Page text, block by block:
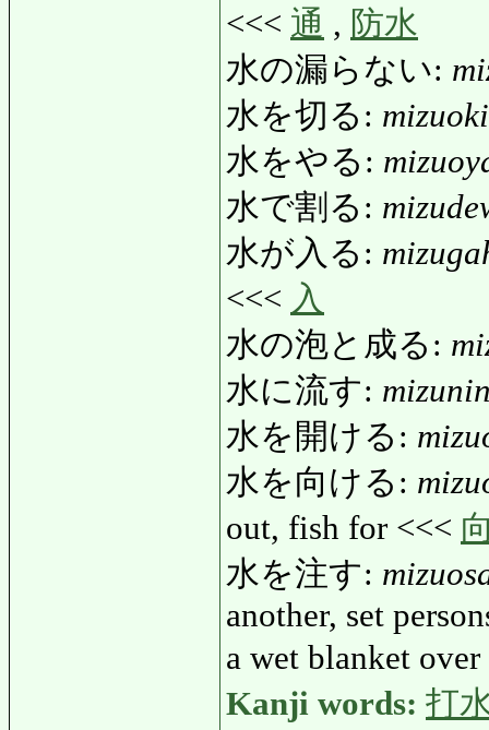
<<< 通 , 防水
水の漏らない:
水を切る:
水をやる:
水で割る:
水が入る:
<<< 入
水の泡と成る:
水に流す:
水を開ける:
水を向ける:
out, fish for <<<
水を注す:
another, set
a wet blanket
Kanji words: 打